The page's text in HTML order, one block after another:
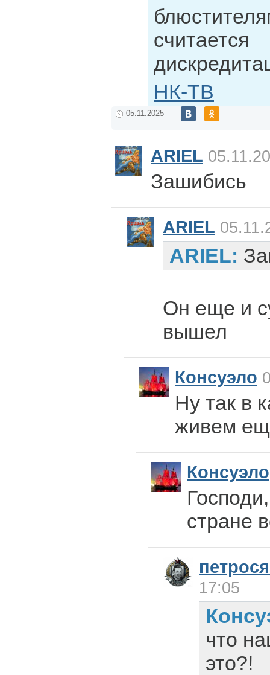
считается
НК-ТВ
05.11.2025
ARIEL
Зашибись
ARIEL
ARIEL:
Он еще и
вышел
Консуэло
Ну так в
живем
Консуэло
стране
17:05
что
это?!